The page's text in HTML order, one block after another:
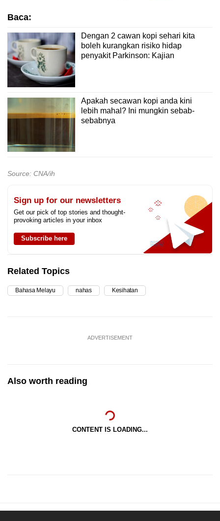
Baca:
Dengan 2 cawan kopi sehari kita
boleh kurangkan risiko hidap
penyakit Parkinson: Kajian
Apakah secawan kopi anda kini
lebih mahal? Ini mungkin sebab-
sebabnya
Source: CNA/ih
Sign up for our newsletters
Get our pick of top stories and thought-
provoking articles in your inbox
Subscribe here
Related Topics
Bahasa Melayu nahas Kesihatan
ADVERTISEMENT
Also worth reading
CONTENT IS LOADING...